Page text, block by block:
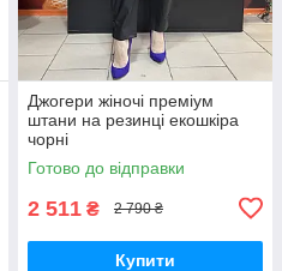
Джогери жіночі преміум
штани на резинці екошкіра
чорні
Готово до відправки
2 511 ₴ 2 790 ₴
Купити